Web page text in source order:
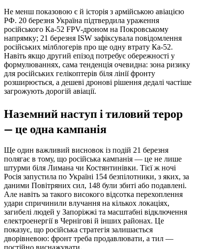
Не менш показовою є й історія з армійською авіацією
РФ. 20 березня Україна підтвердила ураження
російського Ка-52 FPV-дроном на Покровському
напрямку; 21 березня ISW зафіксувала повідомлення
російських мілблогерів про ще одну втрату Ка-52.
Навіть якщо другий епізод потребує обережності у
формулюваннях, сама тенденція очевидна: зона ризику
для російських гелікоптерів біля лінії фронту
розширюється, а дешеві дронові рішення дедалі частіше
загрожують дорогій авіації.
Наземний наступ і тиловий терор
— це одна кампанія
Ще один важливий висновок із подій 21 березня
полягає в тому, що російська кампанія — це не лише
штурми біля Лимана чи Костянтинівки. Тієї ж ночі
Росія запустила по Україні 154 безпілотники, з яких, за
даними Повітряних сил, 148 були збиті або подавлені.
Але навіть за такого високого відсотка перехоплення
удари спричинили влучання на кількох локаціях,
загибелі людей у Запоріжжі та масштабні відключення
електроенергії в Чернігові й інших районах. Це
показує, що російська стратегія залишається
дворівневою: фронт треба продавлювати, а тил —
постійно виснажувати.